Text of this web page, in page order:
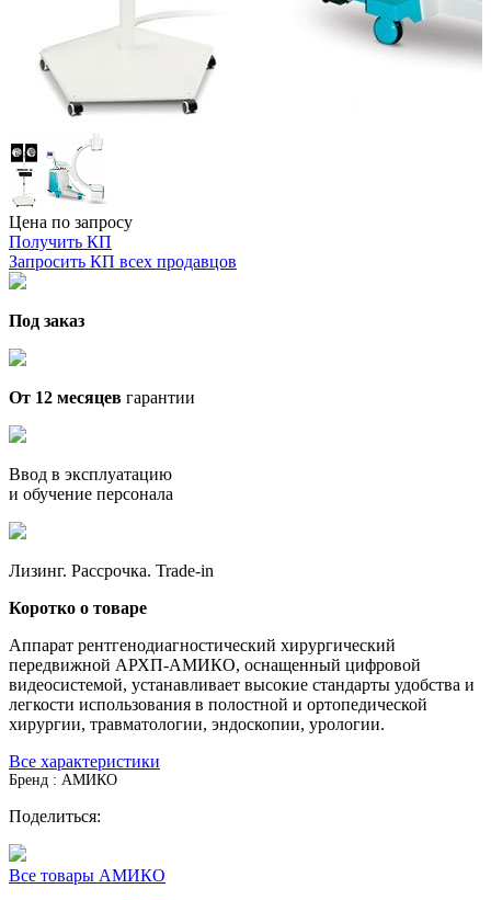
Цена по запросу
Получить КП
Запросить КП всех продавцов
Под заказ
От 12 месяцев гарантии
Ввод в эксплуатацию
и обучение персонала
Лизинг. Рассрочка. Trade-in
Коротко о товаре
Аппарат рентгенодиагностический хирургический
передвижной АРХП­-АМИКО, оснащенный цифровой
видеосистемой, устанавливает высокие стандарты удобства и
легкости использования в полостной и ортопедической
хирургии, травматологии, эндоскопии, урологии.
Все характеристики
Бренд : АМИКО
Поделиться:
Все товары АМИКО